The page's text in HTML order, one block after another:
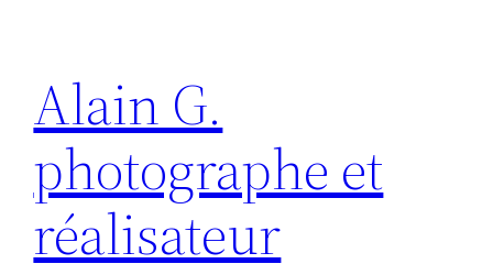
contenu
Alain G.
photographe et
réalisateur